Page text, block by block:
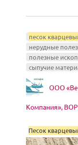
песок
нерудные
полезные
сыпучие
ООО
Компания»,
Песок
речной